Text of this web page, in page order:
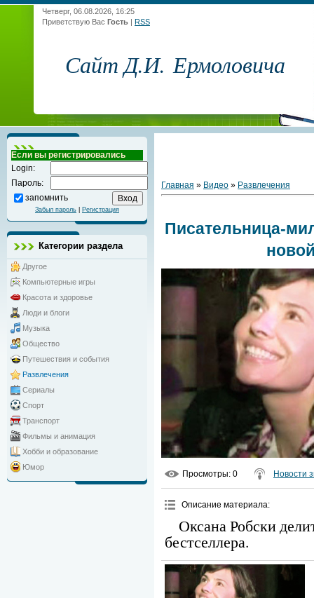
Четверг, 06.08.2026, 16:25
Приветствую Вас Гость | RSS
Сайт Д.И. Ермоловича
Если вы регистрировались
Login:
Пароль:
запомнить
Забыл пароль Регистрация
Категории раздела
Другое
Компьютерные игры
Красота и здоровье
Люди и блоги
Музыка
Общество
Путешествия и события
Развлечения
Сериалы
Спорт
Транспорт
Фильмы и анимация
Хобби и образование
Юмор
Главная » Видео » Развлечения
Писательница-
Просмотры: 0 Новости
Описание материала:
Оксана Робски
бестселлера.